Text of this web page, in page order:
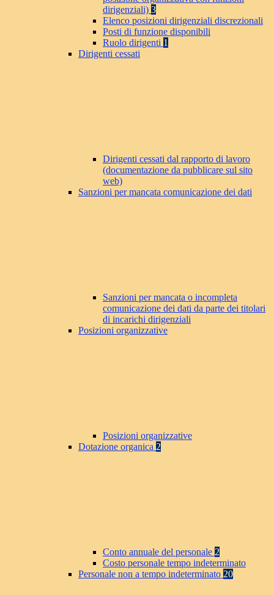
dirigenziali) 3
Elenco posizioni dirigenziali discrezionali
Posti di funzione disponibili
Ruolo dirigenti 1
Dirigenti cessati
Dirigenti cessati dal rapporto di lavoro
(documentazione da pubblicare sul sito
web)
Sanzioni per mancata comunicazione dei dati
Sanzioni per mancata o incompleta
comunicazione dei dati da parte dei titolari
di incarichi dirigenziali
Posizioni organizzative
Posizioni organizzative
Dotazione organica 2
Conto annuale del personale 2
Costo personale tempo indeterminato
Personale non a tempo indeterminato 20